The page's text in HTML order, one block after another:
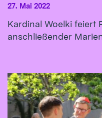
27. Mai 2022
Kardinal Woelki feiert
anschließender